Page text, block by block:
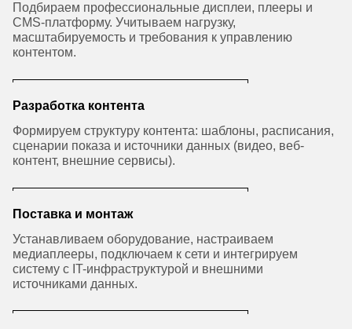
Подбираем профессиональные дисплеи, плееры и
CMS-платформу. Учитываем нагрузку,
масштабируемость и требования к управлению
контентом.
Разработка контента
Формируем структуру контента: шаблоны, расписания,
сценарии показа и источники данных (видео, веб-
контент, внешние сервисы).
Поставка и монтаж
Устанавливаем оборудование, настраиваем
медиаплееры, подключаем к сети и интегрируем
систему с IT-инфраструктурой и внешними
источниками данных.